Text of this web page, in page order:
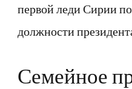
первой леди Сирии
должности
Семейное